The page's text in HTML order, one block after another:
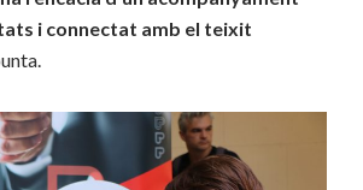
i connectat amb el teixit